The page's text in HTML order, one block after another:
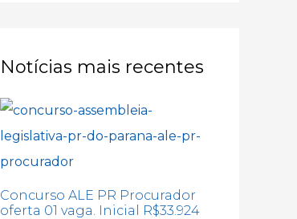
Notícias mais recentes
Concurso ALE PR Procurador
oferta 01 vaga. Inicial R$33.924